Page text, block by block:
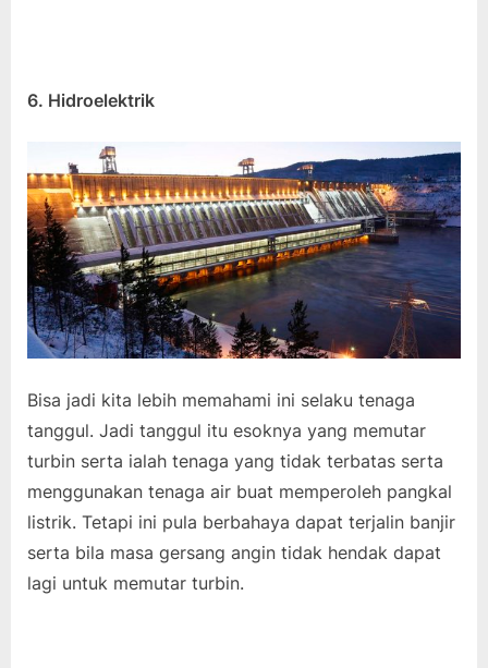
6. Hidroelektrik
Bisa jadi kita lebih memahami ini selaku tenaga
tanggul. Jadi tanggul itu esoknya yang memutar
turbin serta ialah tenaga yang tidak terbatas serta
menggunakan tenaga air buat memperoleh pangkal
listrik. Tetapi ini pula berbahaya dapat terjalin banjir
serta bila masa gersang angin tidak hendak dapat
lagi untuk memutar turbin.